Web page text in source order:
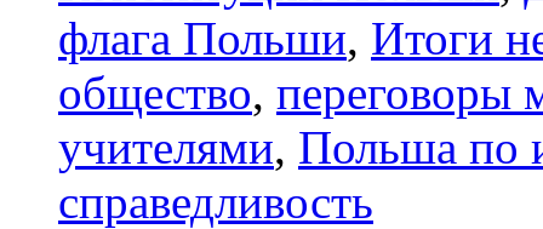
флага Польши, Итоги
общество, переговоры
учителями, Польша по
справедливость